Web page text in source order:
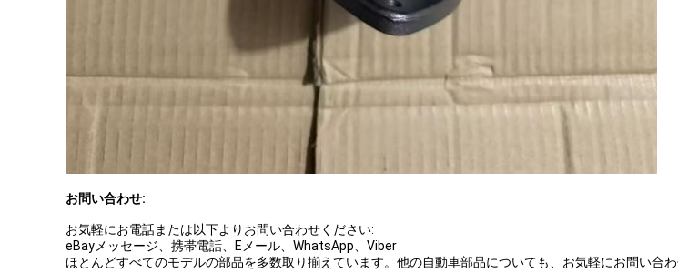
お問い合わせ:
お気軽にお電話または以下よりお問い合わせください:
eBayメッセージ、携帯電話、Eメール、WhatsApp、Viber
ほとんどすべてのモデルの部品を多数取り揃えています。他の自動車部品についても、お気軽にお問い合